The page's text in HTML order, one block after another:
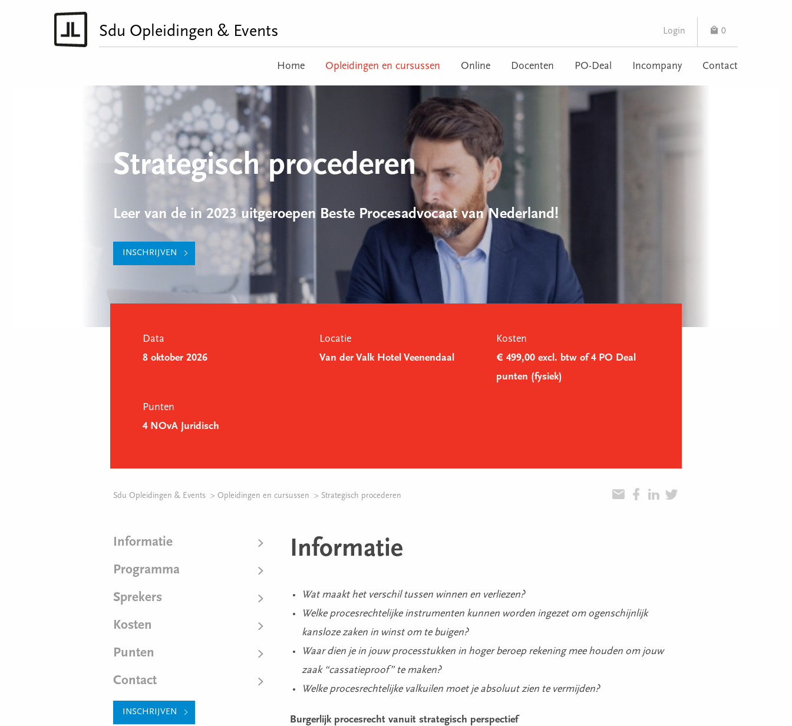
Sdu Opleidingen & Events Login 0
Home Opleidingen en cursussen Online Docenten PO-Deal Incompany Contact
Strategisch procederen
Leer van de in 2023 uitgeroepen Beste Procesadvocaat van Nederland!
INSCHRIJVEN
Data
8 oktober 2026
Locatie
Van der Valk Hotel Veenendaal
Kosten
€ 499,00 excl. btw of 4 PO Deal
punten (fysiek)
Punten
4 NOvA Juridisch
Sdu Opleidingen & Events Opleidingen en cursussen Strategisch procederen
Informatie
Programma
Sprekers
Kosten
Punten
Contact
INSCHRIJVEN
Informatie
Wat maakt het verschil tussen winnen en verliezen?
Welke procesrechtelijke instrumenten kunnen worden ingezet om ogenschijnlijk
kansloze zaken in winst om te buigen?
Waar dien je in jouw processtukken in hoger beroep rekening mee houden om jouw
zaak “cassatieproof” te maken?
Welke procesrechtelijke valkuilen moet je absoluut zien te vermijden?
Burgerlijk procesrecht vanuit strategisch perspectief